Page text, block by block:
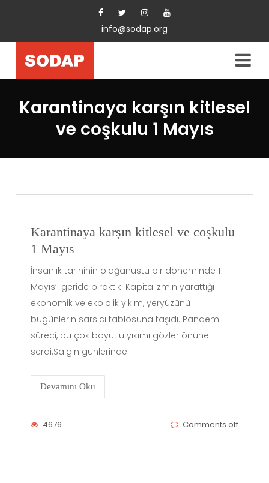
info@sodap.org
Karantinaya karşın kitlesel
ve coşkulu 1 Mayıs
Karantinaya karşın kitlesel ve coşkulu
1 Mayıs
İnsanlık tarihinin olağanüstü bir döneminde 1
Mayıs’ı geride bıraktık. Kapitalizmin yarattığı
ekonomik ve ekolojik yıkım, yeryüzünü
bugünlerin sarsıcı tablosuna taşıdı. Pandemi
süreci, bu çok boyutlu yıkımı gözler önüne
serdi.Salgın günlerinde
Devamını Oku
4676 Comments off